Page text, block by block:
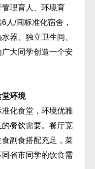
理育人、环境育
人/间标准化宿舍，
器、独立卫生间、
大同学创造一个安
堂环境
化食堂，环境优雅
餐饮需要。餐厅宽
副食搭配充足，菜
省市同学的饮食需